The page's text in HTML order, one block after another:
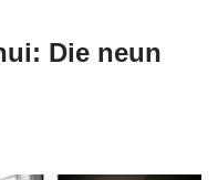
Die neun